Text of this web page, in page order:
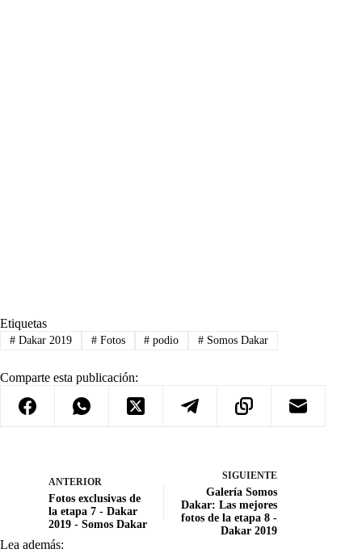
Etiquetas
#Dakar 2019 #Fotos # podio # Somos Dakar
Comparte esta publicación:
ANTERIOR
Fotos exclusivas de
la etapa 7 - Dakar
2019 - Somos Dakar
SIGUIENTE
Galería Somos
Dakar: Las mejores
fotos de la etapa 8 -
Dakar 2019
Lea además: